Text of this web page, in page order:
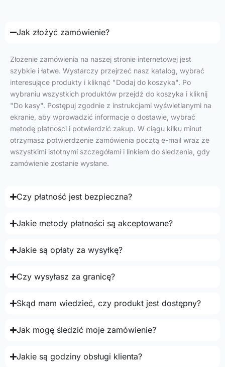
Jak złożyć zamówienie?
Złożenie zamówienia na naszej stronie internetowej jest
szybkie i łatwe. Wystarczy przejrzeć nasz katalog, wybrać
interesujące produkty i kliknąć "Dodaj do koszyka". Po
wybraniu wszystkich produktów przejdź do koszyka i kliknij
"Do kasy". Postępuj zgodnie z instrukcjami wyświetlanymi na
ekranie, aby wprowadzić informacje o dostawie, wybrać
metodę płatności i potwierdzić zakup. W ciągu kilku minut
otrzymasz potwierdzenie zamówienia pocztą e-mail wraz ze
wszystkimi istotnymi szczegółami i linkiem do śledzenia, gdy
zamówienie zostanie wysłane.
Czy płatność jest bezpieczna?
Jakie metody płatności są akceptowane?
Jakie są opłaty za wysyłkę?
Czy wysyłasz za granicę?
Skąd mam wiedzieć, czy produkt jest dostępny?
Jak mogę śledzić moje zamówienie?
Jakie są godziny obsługi klienta?